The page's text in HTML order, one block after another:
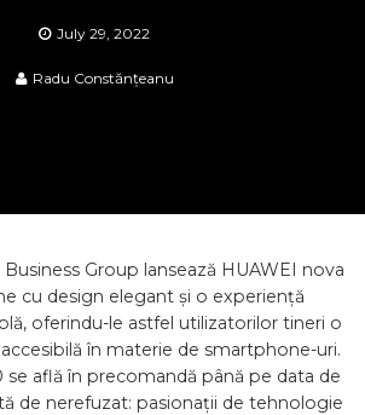
July 29, 2022
Radu Constănțeanu
Group lansează HUAWEI nova
cu design elegant și o experiență
oferindu-le astfel utilizatorilor tineri o
în materie de smartphone-uri.
se află în precomandă până pe data de
de nerefuzat: pasionații de tehnologie